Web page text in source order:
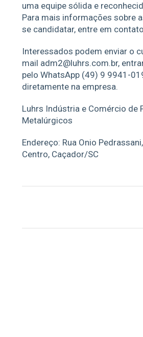
uma equipe sólida e
Para mais informações sobre
se candidatar, entre em
Interessados podem enviar o
mail adm2@luhrs.com.br,
pelo WhatsApp (49) 9 9941-
diretamente na empresa.
Luhrs Indústria e Comércio de
Metalúrgicos
Endereço: Rua Onio
Centro, Caçador/SC